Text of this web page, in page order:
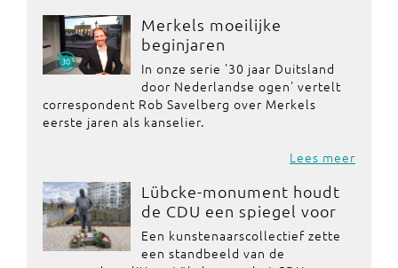
Merkels moeilijke
beginjaren
In onze serie '30 jaar Duitsland
door Nederlandse ogen' vertelt
correspondent Rob Savelberg over Merkels
eerste jaren als kanselier.
Lees meer
Lübcke-monument houdt
de CDU een spiegel voor
Een kunstenaarscollectief zette
een standbeeld van de